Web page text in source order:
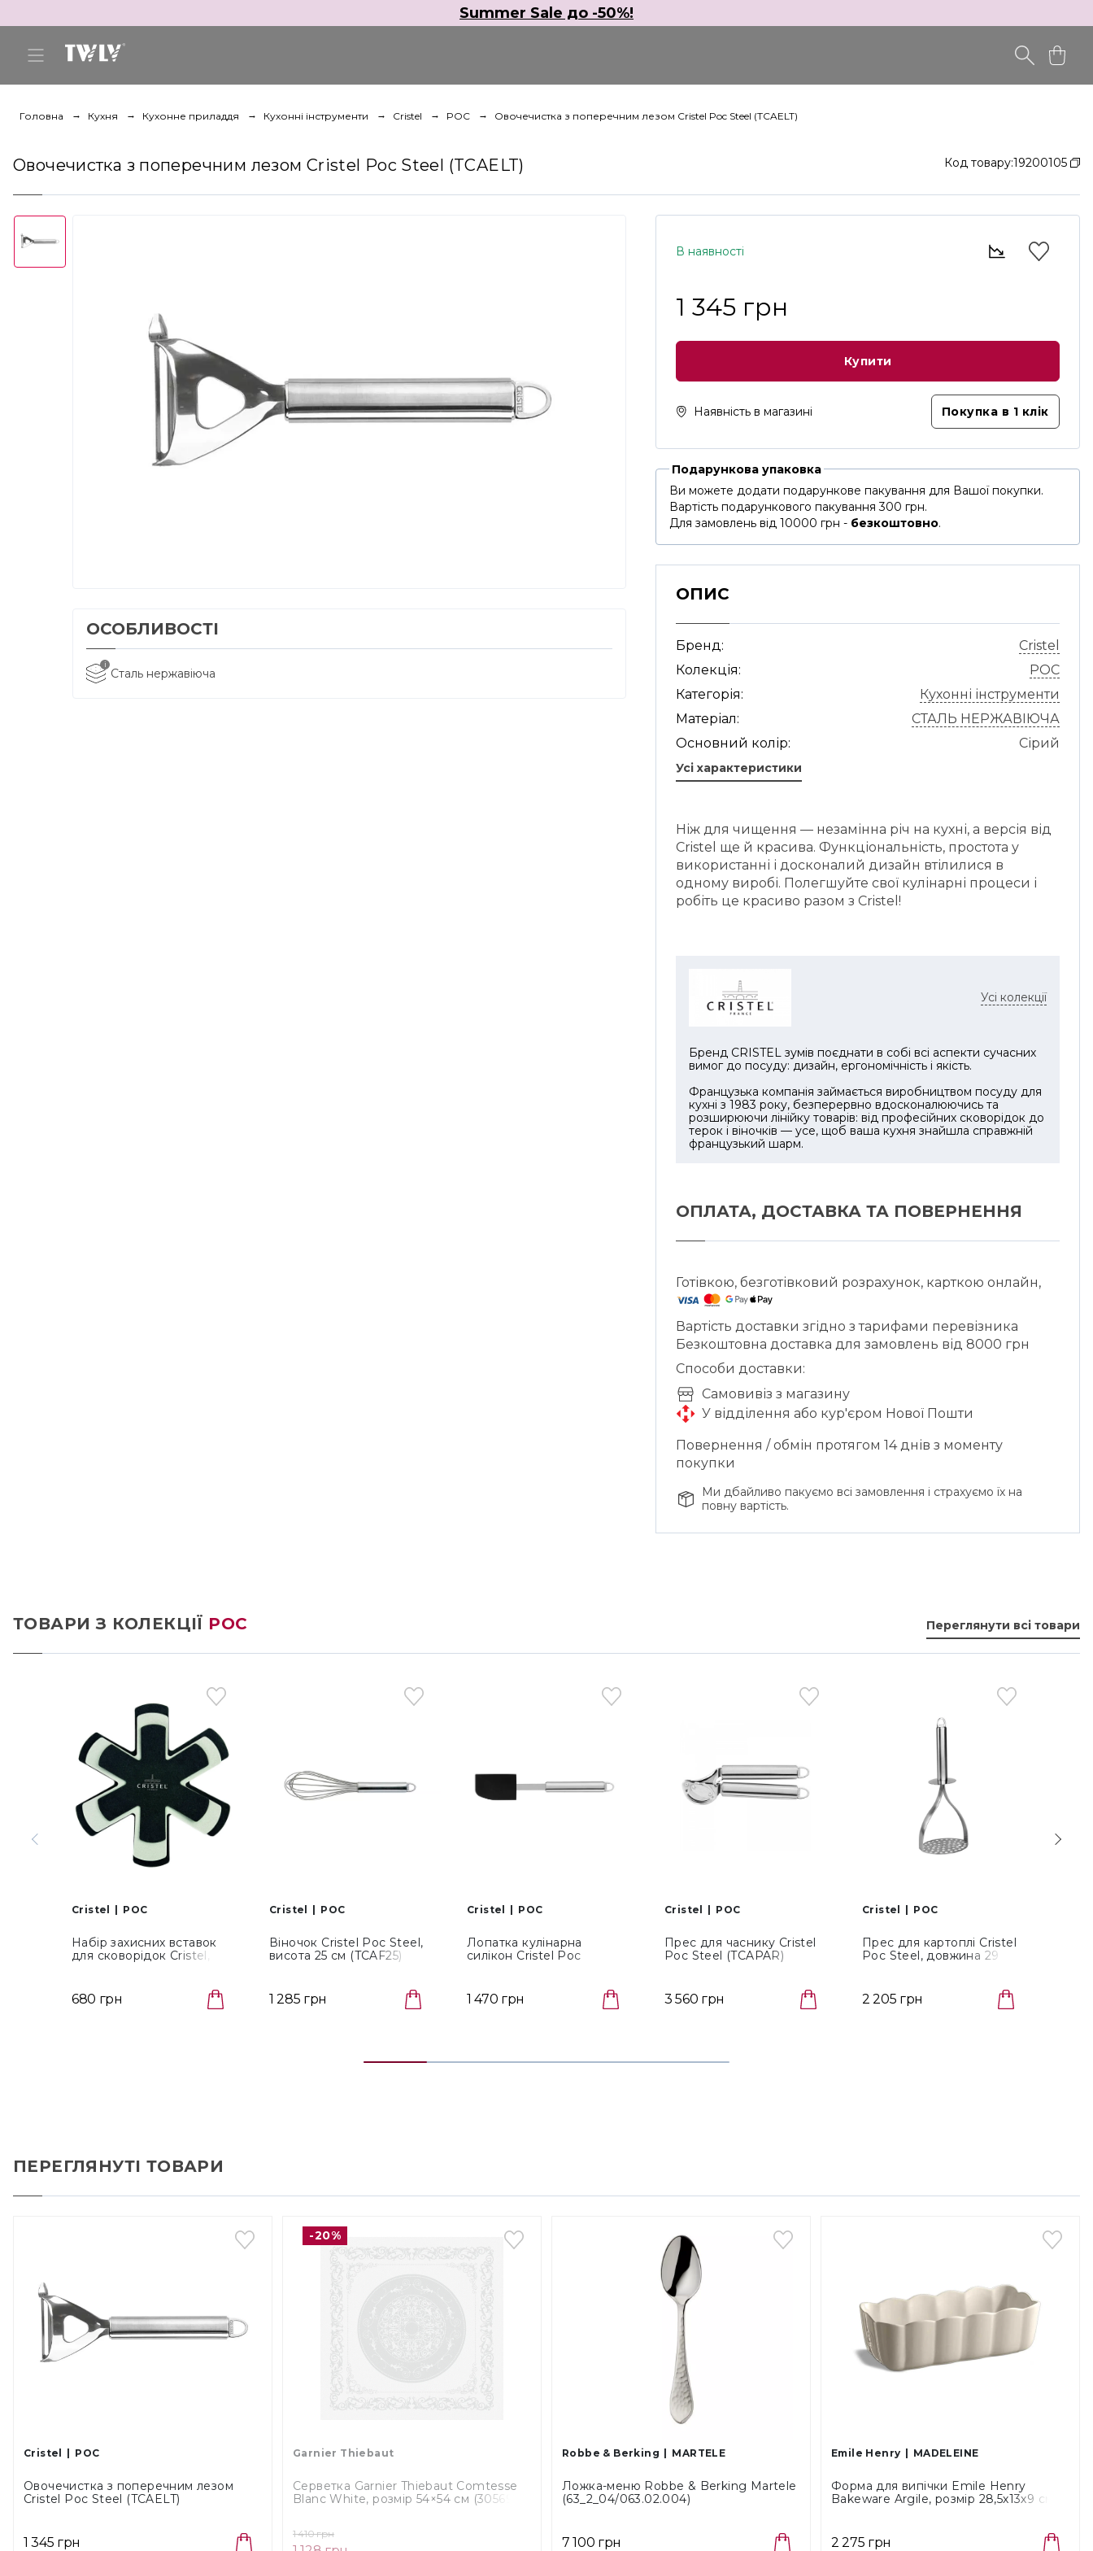
Summer Sale до -50%!
Головна Кухня Кухонне приладдя Кухонні інструменти Cristel POC Овочечистка з поперечним лезом Cristel Poc Steel (TCAELT)
Овочечистка з поперечним лезом Cristel Poc Steel (TCAELT) Код товару:19200105
ОСОБЛИВОСТІ
i
Сталь нержавіюча
В наявності
1 345 грн
Купити
Наявність в магазині Покупка в 1 клік
Подарункова упаковка
Ви можете додати подарункове пакування для Вашої покупки.
Вартість подарункового пакування 300 грн.
Для замовлень від 10000 грн - безкоштовно.
ОПИС
Бренд:
Cristel
Колекція:
POC
Категорія:
Кухонні інструменти
Матеріал:
СТАЛЬ НЕРЖАВІЮЧА
Основний колір:
Сірий
Усі характеристики
Ніж для чищення — незамінна річ на кухні, а версія від
Cristel ще й красива. Функціональність, простота у
використанні і досконалий дизайн втілилися в
одному виробі. Полегшуйте свої кулінарні процеси і
робіть це красиво разом з Cristel!
Усі колекції
Бренд CRISTEL зумів поєднати в собі всі аспекти сучасних
вимог до посуду: дизайн, ергономічність і якість.
Французька компанія займається виробництвом посуду для
кухні з 1983 року, безперервно вдосконалюючись та
розширюючи лінійку товарів: від професійних сковорідок до
терок і віночків — усе, щоб ваша кухня знайшла справжній
французький шарм.
ОПЛАТА, ДОСТАВКА ТА ПОВЕРНЕННЯ
Готівкою, безготівковий розрахунок, карткою онлайн,
Вартість доставки згідно з тарифами перевізника
Безкоштовна доставка для замовлень від 8000 грн
Способи доставки:
Cамовивіз з магазину
У відділення або кур'єром Нової Пошти
Повернення / обмін протягом 14 днів з моменту
покупки
Ми дбайливо пакуємо всі замовлення і страхуємо їх на
повну вартість.
ТОВАРИ З КОЛЕКЦІЇ POC Переглянути всі товари
Cristel POC
Набір захисних вставок
для сковорідок Cristel, 3
680 грн
Cristel POC
Віночок Cristel Poc Steel,
висота 25 см (TCAF25)
1 285 грн
Cristel POC
Лопатка кулінарна
силікон Cristel Poc
1 470 грн
Cristel POC
Прес для часнику Cristel
Poc Steel (TCAPAR)
3 560 грн
Cristel POC
Прес для картоплі Cristel
Poc Steel, довжина 29 см
2 205 грн
ПЕРЕГЛЯНУТІ ТОВАРИ
Cristel POC
Овочечистка з поперечним лезом
Cristel Poc Steel (TCAELT)
1 345 грн
-20%
Garnier Thiebaut
Серветка Garnier Thiebaut Comtesse
Blanc White, розмір 54×54 см (30569)
1 410 грн
Robbe & Berking MARTELE
Ложка-меню Robbe & Berking Martele
(63_2_04/063.02.004)
7 100 грн
Emile Henry MADELEINE
Форма для випічки Emile Henry
Bakeware Argile, розмір 28,5х13х9 см,
2 275 грн